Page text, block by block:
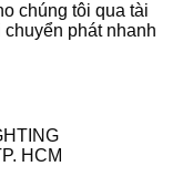
chúng tôi qua tài
phát nhanh
HCM